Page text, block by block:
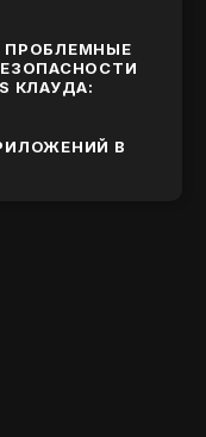
КЛАУДА:
В